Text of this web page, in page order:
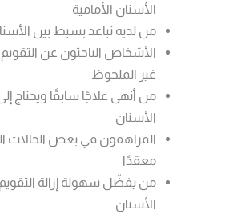
الأسنان الأمامية
من لديه تباعد بسيط بين
الأشخاص الباحثون عن
غير الملحوظ
من أنهى علاجًا سابقًا ويحتاج
الأسنان
المراهقون في بعض الحالات
معقدًا
من يفضّل سهولة إزالة التقويم
الأسنان